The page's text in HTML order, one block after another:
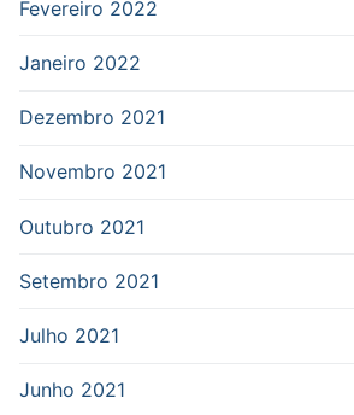
Fevereiro 2022
Janeiro 2022
Dezembro 2021
Novembro 2021
Outubro 2021
Setembro 2021
Julho 2021
Junho 2021